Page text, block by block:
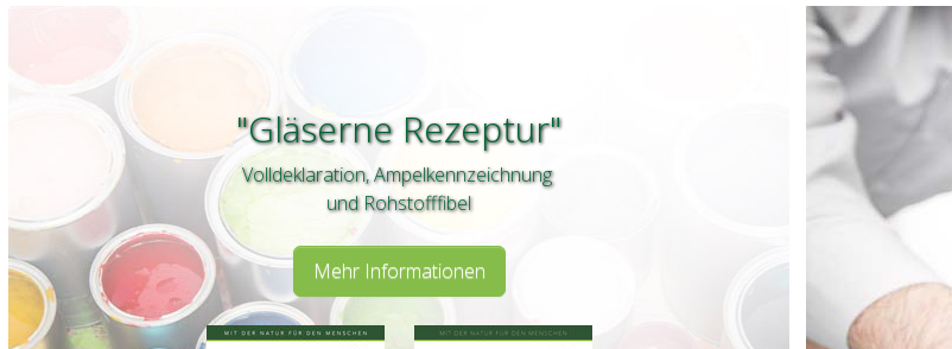
"Gläserne Rezeptur"
Volldeklaration, Ampelkennzeichnung
und Rohstofffibel
Mehr Informationen